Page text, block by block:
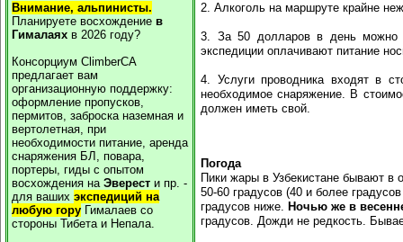
Внимание, альпинисты.
Планируете восхождение в
Гималаяхв 2026году?
Консорциум ClimberCA
предлагает вам
организационную поддержку:
оформление пропусков,
пермитов, заброска наземная и
вертолетная, при
необходимости питание, аренда
снаряжения БЛ, повара,
портеры, гиды с опытом
восхождения на Эверести пр. -
для ваших экспедиций на
любую горуГималаев со
стороны Тибета и Непала.
2. Алкоголь на маршруте крайне
3. За 50 долларов в день можно
экспедиции оплачивают питание
4. Услуги проводника входят в
необходимое снаряжение. В
должен иметь свой.
Погода
Пики жары в Узбекистане бывают в
50-60 градусов (40 и более
градусов ниже. Ночью же в
градусов. Дожди не редкость.